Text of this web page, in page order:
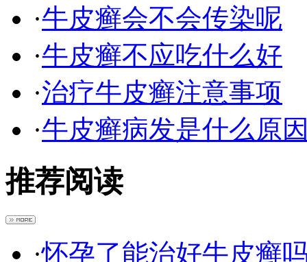
·牛皮癣会不会传染呢
·牛皮癣不应吃什么好
·治疗牛皮癣注意事项
·牛皮癣病发是什么原
推荐阅读
·怀孕了能治好牛皮癣